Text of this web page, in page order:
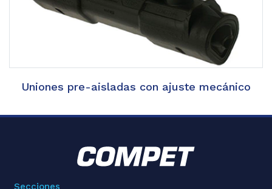
Uniones pre-aisladas con ajuste mecánico
Secciones